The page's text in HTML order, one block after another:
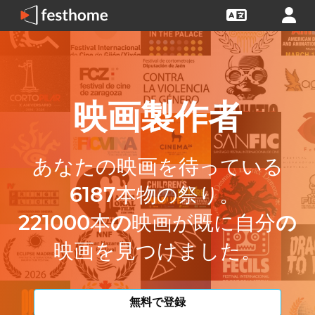
映画製作者
あなたの映画を待っている
6187本物の祭り。
221000本の映画が既に自分の
映画を見つけました。
無料で登録